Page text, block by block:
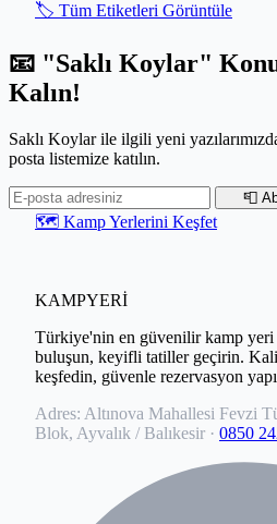
🏷️ Tüm Etiketleri Görüntüle
📧 "Saklı Koylar"
Kalın!
Saklı Koylar ile ilgili yeni
posta listemize katılın.
📮
🗺️ Kamp Yerlerini Keşfet
KAMPYERİ
Türkiye'nin en güvenilir kamp
buluşun, keyifli tatiller geçirin.
keşfedin, güvenle rezervasyon
Adres: Altınova Mahallesi Fevzi
Blok, Ayvalık / Balıkesir · 0850